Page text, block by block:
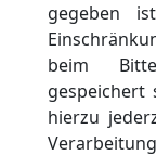
gegeben
beim
gespeichert
hierzu